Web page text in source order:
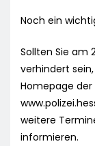
Noch ein
Sollten Sie am
verhindert
Homepage der
weitere
informieren.